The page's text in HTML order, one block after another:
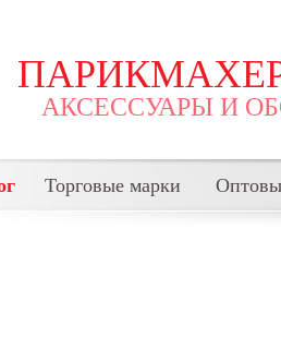
АКСЕССУАРЫ И
Торговые марки